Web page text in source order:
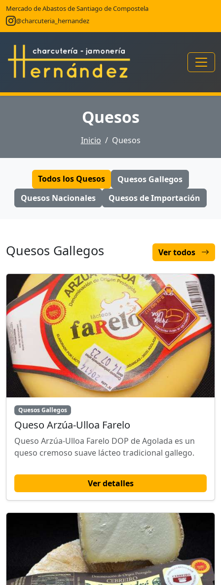
Mercado de Abastos de Santiago de Compostela
@charcuteria_hernandez
Quesos
Inicio Quesos
Todos los Quesos
Quesos Gallegos
Quesos Nacionales
Quesos de Importación
Quesos Gallegos Ver todos
Quesos Gallegos
Queso Arzúa-Ulloa Farelo
Queso Arzúa-Ulloa Farelo DOP de Agolada es un
queso cremoso suave lácteo tradicional gallego.
Ver detalles